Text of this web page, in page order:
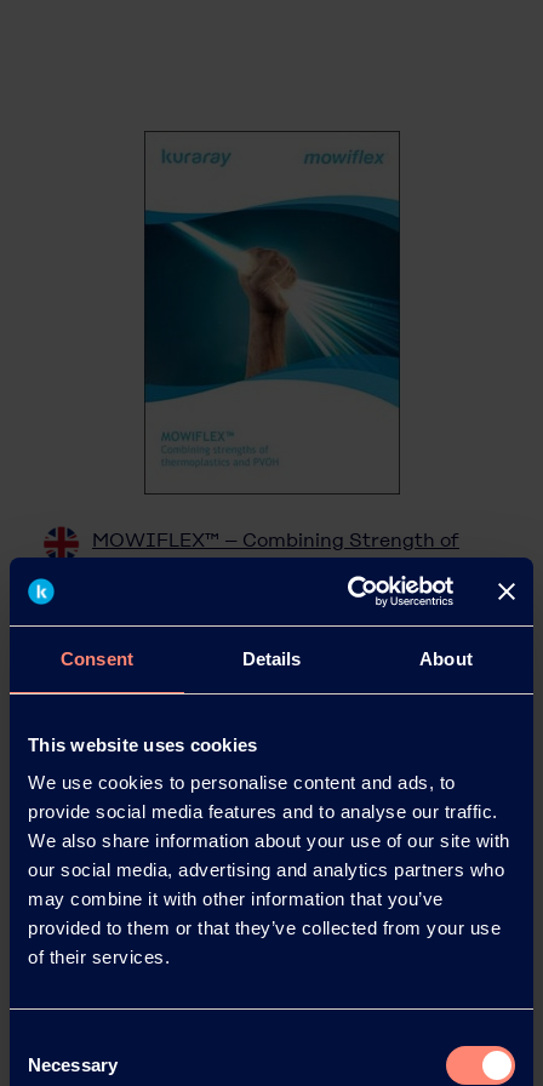
Consent Details About
This website uses cookies
We use cookies to personalise content and ads, to
provide social media features and to analyse our traffic.
We also share information about your use of our site with
our social media, advertising and analytics partners who
may combine it with other information that you’ve
provided to them or that they’ve collected from your use
of their services.
Selection
Necessary
MOWIFLEX™ – Combining Strength of